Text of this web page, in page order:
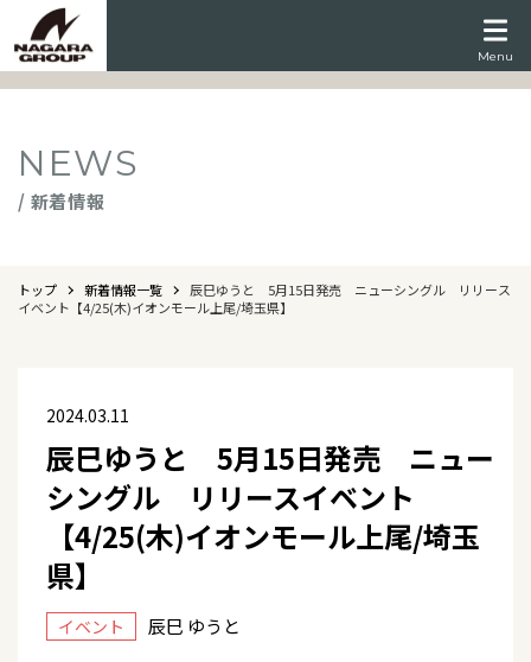
Menu
NEWS
/ 新着情報
トップ 新着情報一覧
辰巳ゆうと 5月15日発売 ニューシングル リリース
イベント【4/25(木)イオンモール上尾/埼玉県】
2024.03.11
辰巳ゆうと 5月15日発売 ニュー
シングル リリースイベント
【4/25(木)イオンモール上尾/埼玉
県】
イベント 辰巳 ゆうと